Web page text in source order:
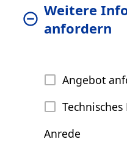
Weitere
anfordern
Angebot
Anrede